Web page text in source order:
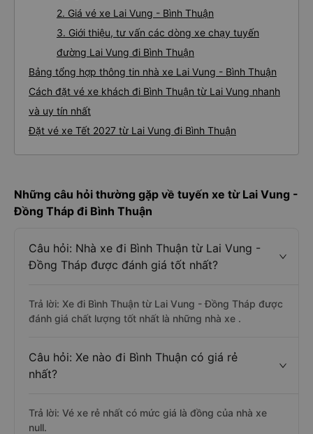
2. Giá vé xe Lai Vung - Bình Thuận
3. Giới thiệu, tư vấn các dòng xe chạy tuyến
đường Lai Vung đi Bình Thuận
Bảng tổng hợp thông tin nhà xe Lai Vung - Bình Thuận
Cách đặt vé xe khách đi Bình Thuận từ Lai Vung nhanh
và uy tín nhất
Đặt vé xe Tết 2027 từ Lai Vung đi Bình Thuận
Những câu hỏi thường gặp về tuyến xe từ Lai Vung -
Đồng Tháp đi Bình Thuận
Câu hỏi: Nhà xe đi Bình Thuận từ Lai Vung -
Đồng Tháp được đánh giá tốt nhất?
Trả lời: Xe đi Bình Thuận từ Lai Vung - Đồng Tháp được
đánh giá chất lượng tốt nhất là những nhà xe .
Câu hỏi: Xe nào đi Bình Thuận có giá rẻ
nhất?
Trả lời: Vé xe rẻ nhất có mức giá là đồng của nhà xe
null.